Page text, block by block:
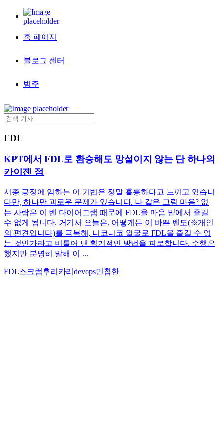
홈 페이지
블로그 센터
범주
FDL
KPT에서 FDL로 환승해도 망설이지 않는 단 하나의
카이젠 점
시종 긍정에 임하는 이 기법은 정말 훌륭하다고 느끼고 있습니
다만, 하나만 괴로운 문제가 있습니다. 나 같은 그림 마음? 없
는 사람은 이 벤 다이어그램 때문에 FDL을 마음 밑에서 즐길
수 없게 됩니다. 거기서 오늘은, 어떻게든 이 바쁜 벤도(※개인
의 편견입니다)를 극복해, 니코니코 얼굴로 FDL을 즐길 수 없
는 것인가라고 비틀어 낸 획기적인 방법을 피로합니다. 수행은
했지만 분명히 말해 이 ...
FDL스크럼후리카리 devops민첩한